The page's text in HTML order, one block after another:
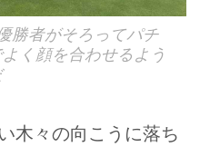
勝者がそろってパチ
く顔を合わせるよう
木々の向こうに落ち